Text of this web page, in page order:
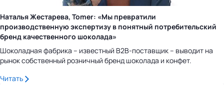
Наталья Жестарева, Tomer: «Мы превратили
производственную экспертизу в понятный потребительский
бренд качественного шоколада»
Шоколадная фабрика – известный B2B-поставщик – выводит на
рынок собственный розничный бренд шоколада и конфет.
Читать